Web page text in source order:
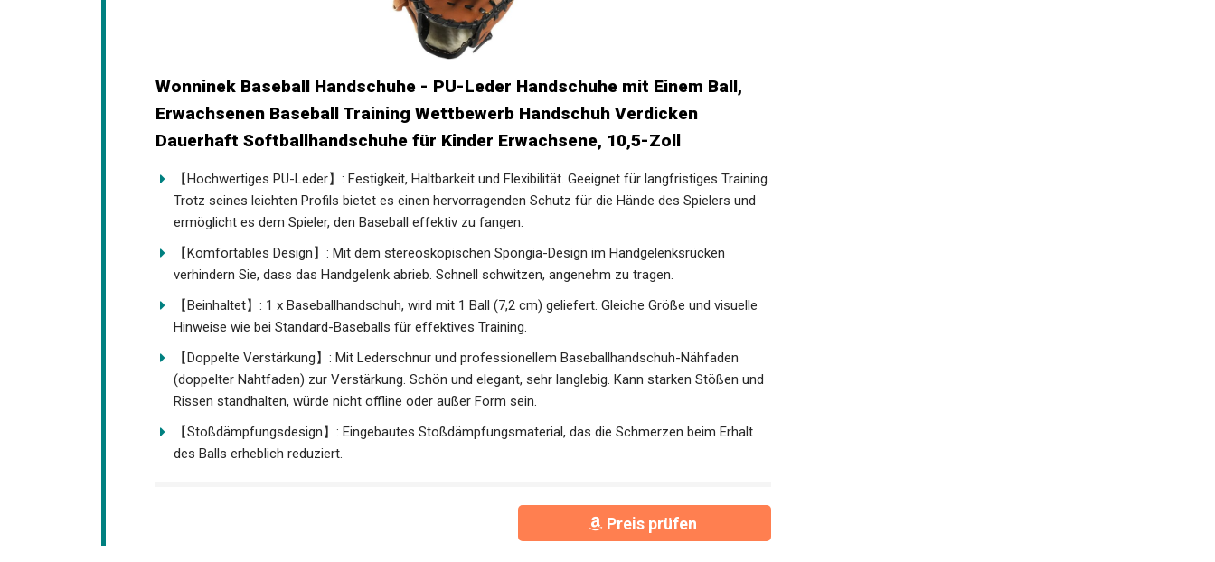
Wonninek Baseball Handschuhe - PU-Leder Handschuhe mit Einem Ball,
Erwachsenen Baseball Training Wettbewerb Handschuh Verdicken
Dauerhaft Softballhandschuhe für Kinder Erwachsene, 10,5-Zoll
【Hochwertiges PU-Leder】: Festigkeit, Haltbarkeit und Flexibilität. Geeignet für langfristiges
Training. Trotz seines leichten Profils bietet es einen hervorragenden Schutz für die Hände des
Spielers und ermöglicht es dem Spieler, den Baseball effektiv zu fangen.
【Komfortables Design】: Mit dem stereoskopischen Spongia-Design im Handgelenksrücken
verhindern Sie, dass das Handgelenk abrieb. Schnell schwitzen, angenehm zu tragen.
【Beinhaltet】: 1 x Baseballhandschuh, wird mit 1 Ball (7,2 cm) geliefert. Gleiche Größe und visuelle
Hinweise wie bei Standard-Baseballs für effektives Training.
【Doppelte Verstärkung】: Mit Lederschnur und professionellem Baseballhandschuh-Nähfaden
(doppelter Nahtfaden) zur Verstärkung. Schön und elegant, sehr langlebig. Kann starken Stößen
und Rissen standhalten, würde nicht offline oder außer Form sein.
【Stoßdämpfungsdesign】: Eingebautes Stoßdämpfungsmaterial, das die Schmerzen beim Erhalt
des Balls erheblich reduziert.
Preis prüfen